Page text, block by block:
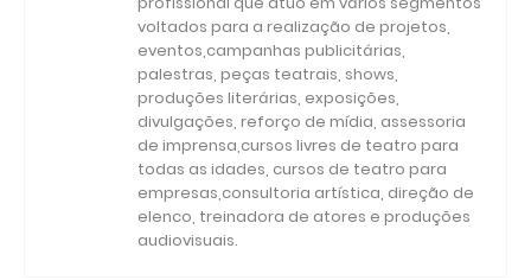
voltados para a realização de projetos,
eventos,campanhas publicitárias,
palestras, peças teatrais, shows,
produções literárias, exposições,
divulgações, reforço de mídia, assessoria
de imprensa,cursos livres de teatro para
todas as idades, cursos de teatro para
empresas,consultoria artística, direção de
elenco, treinadora de atores e produções
audiovisuais.